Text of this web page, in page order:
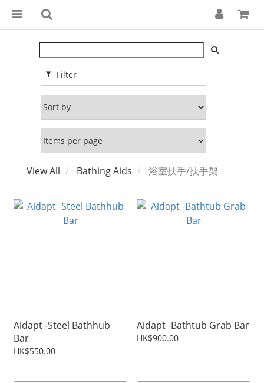
Filter
View All Bathing Aids 浴室扶手/扶手架
Aidapt -Steel Bathhub
Bar
HK$550.00
Aidapt -Bathtub Grab Bar
HK$900.00